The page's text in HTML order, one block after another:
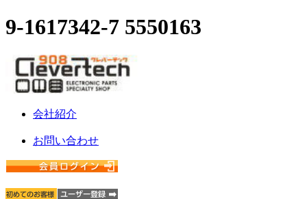
9-1617342-7 5550163
会社紹介
お問い合わせ